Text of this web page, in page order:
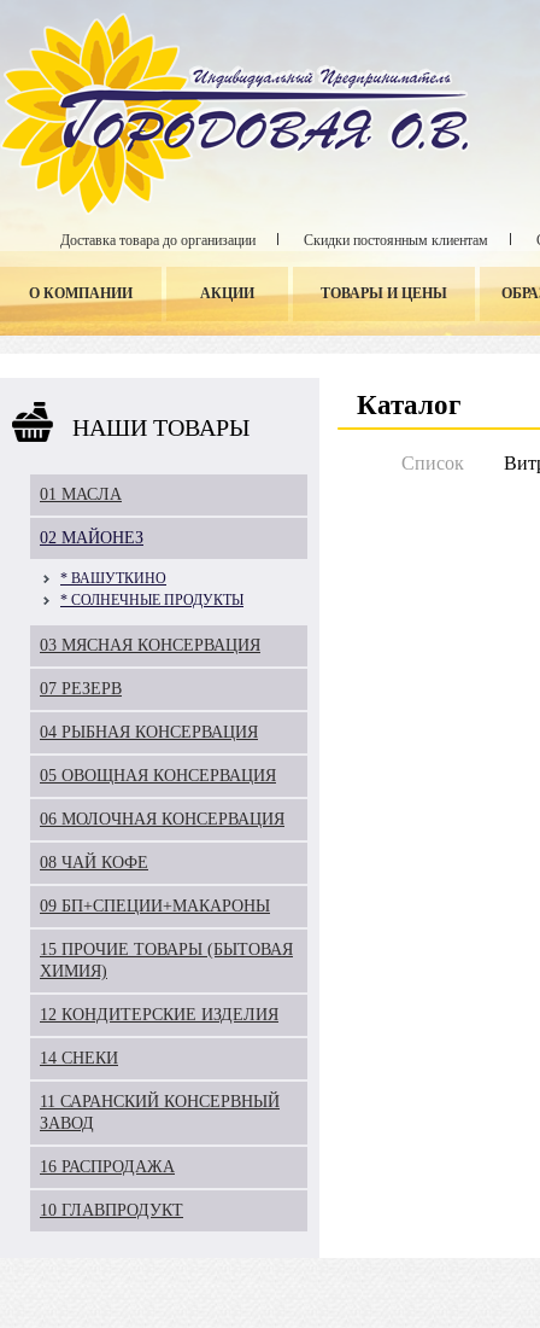
Доставка товара до организации Скидки постоянным клиентам
О КОМПАНИИ АКЦИИ ТОВАРЫ И ЦЕНЫ
НАШИ ТОВАРЫ
01 МАСЛА
02 МАЙОНЕЗ
* ВАШУТКИНО
* СОЛНЕЧНЫЕ ПРОДУКТЫ
03 МЯСНАЯ КОНСЕРВАЦИЯ
07 РЕЗЕРВ
04 РЫБНАЯ КОНСЕРВАЦИЯ
05 ОВОЩНАЯ КОНСЕРВАЦИЯ
06 МОЛОЧНАЯ КОНСЕРВАЦИЯ
08 ЧАЙ КОФЕ
09 БП+СПЕЦИИ+МАКАРОНЫ
15 ПРОЧИЕ ТОВАРЫ (БЫТОВАЯ
ХИМИЯ)
12 КОНДИТЕРСКИЕ ИЗДЕЛИЯ
14 СНЕКИ
11 САРАНСКИЙ КОНСЕРВНЫЙ
ЗАВОД
16 РАСПРОДАЖА
10 ГЛАВПРОДУКТ
Каталог
Список